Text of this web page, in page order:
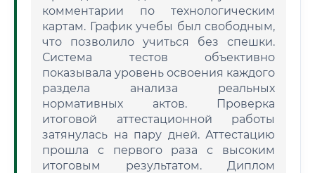
комментарии по технологическим
картам. График учебы был свободным,
что позволило учиться без спешки.
Система тестов объективно
показывала уровень освоения каждого
раздела анализа реальных
нормативных актов. Проверка
итоговой аттестационной работы
затянулась на пару дней. Аттестацию
прошла с первого раза с высоким
итоговым результатом. Диплом